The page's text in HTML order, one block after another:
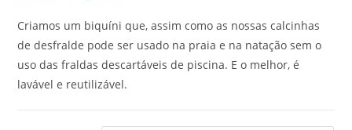
Criamos um biquíni que, assim como as nossas calcinhas
de desfralde pode ser usado na praia e na natação sem o
uso das fraldas descartáveis de piscina. E o melhor, é
lavável e reutilizável.